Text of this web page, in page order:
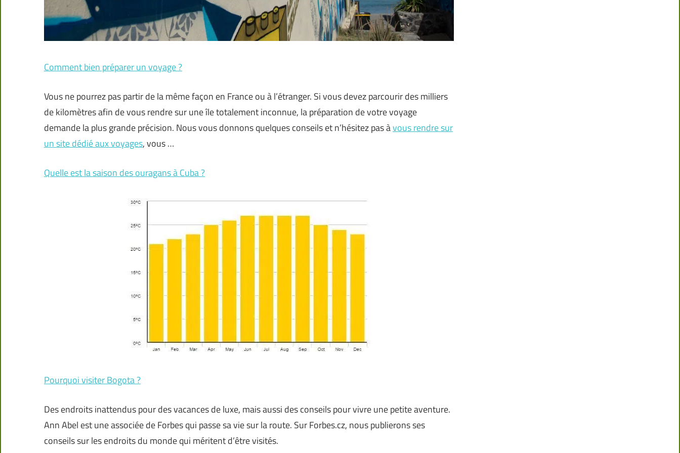
Comment bien préparer un voyage ?
Vous ne pourrez pas partir de la même façon en France ou à l’étranger. Si vous devez parcourir des milliers
de kilomètres afin de vous rendre sur une île totalement inconnue, la préparation de votre voyage
demande la plus grande précision. Nous vous donnons quelques conseils et n’hésitez pas àvous rendre sur
un site dédié aux voyages, vous …
Quelle est la saison des ouragans à Cuba ?
Pourquoi visiter Bogota ?
Des endroits inattendus pour des vacances de luxe, mais aussi des conseils pour vivre une petite aventure.
Ann Abel est une associée de Forbes qui passe sa vie sur la route. Sur Forbes.cz, nous publierons ses
conseils sur les endroits du monde qui méritent d’être visités.